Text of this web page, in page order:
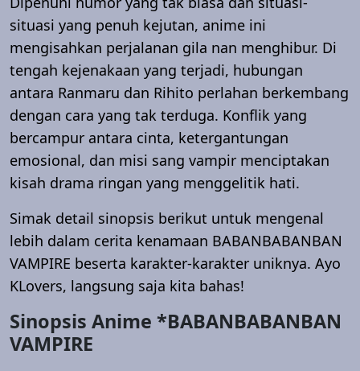
situasi yang penuh kejutan, anime ini
mengisahkan perjalanan gila nan menghibur. Di
tengah kejenakaan yang terjadi, hubungan
antara Ranmaru dan Rihito perlahan berkembang
dengan cara yang tak terduga. Konflik yang
bercampur antara cinta, ketergantungan
emosional, dan misi sang vampir menciptakan
kisah drama ringan yang menggelitik hati.
Simak detail sinopsis berikut untuk mengenal
lebih dalam cerita kenamaan BABANBABANBAN
VAMPIRE beserta karakter-karakter uniknya. Ayo
KLovers, langsung saja kita bahas!
Sinopsis Anime *BABANBABANBAN
VAMPIRE